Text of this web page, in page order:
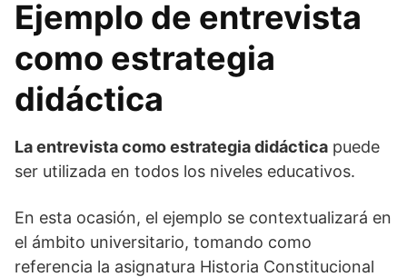
Ejemplo de entrevista
como estrategia
didáctica
La entrevista como estrategia didáctica puede
ser utilizada en todos los niveles educativos.
En esta ocasión, el ejemplo se contextualizará en
el ámbito universitario, tomando como
referencia la asignatura Historia Constitucional